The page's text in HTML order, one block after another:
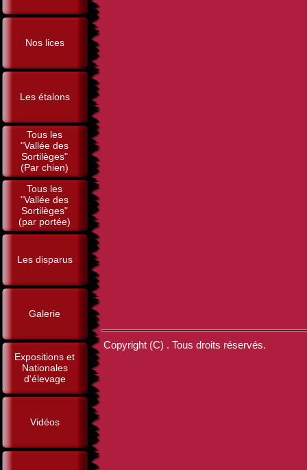
Nos lices
Les étalons
Tous les
"Vallée des
Sortilèges"
(Par chien)
Tous les
"Vallée des
Sortilèges"
(par portée)
Les disparus
Galerie
Expositions et
Nationales
d'élevage
Vidéos
Copyright (C) . Tous droits réservés.